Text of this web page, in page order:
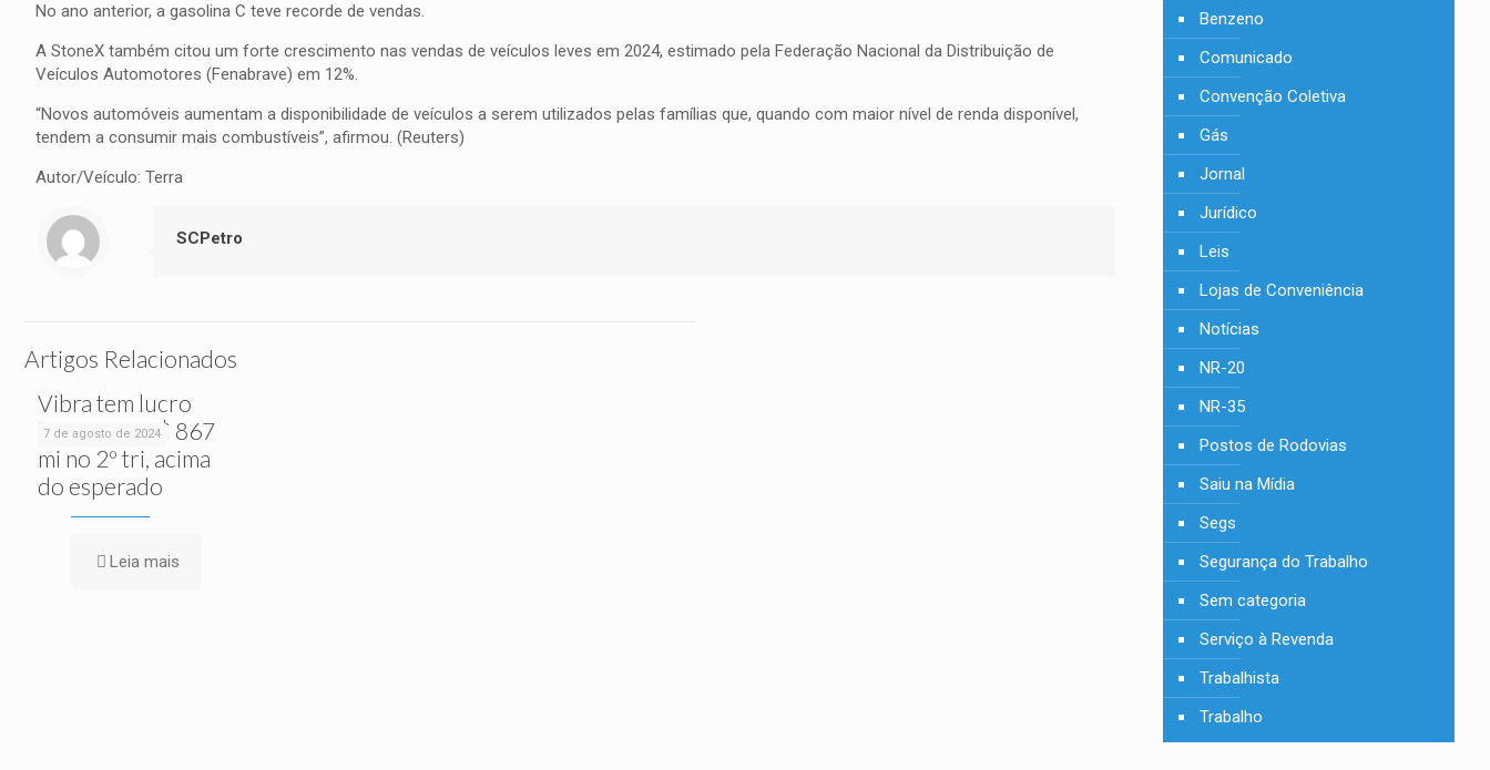
No ano anterior, a gasolina C teve recorde de vendas.
A StoneX também citou um forte crescimento nas vendas de veículos leves em 2024, estimado pela Federação Nacional da Distribuição de
Veículos Automotores (Fenabrave) em 12%.
“Novos automóveis aumentam a disponibilidade de veículos a serem utilizados pelas famílias que, quando com maior nível de renda disponível,
tendem a consumir mais combustíveis”, afirmou. (Reuters)
Autor/Veículo: Terra
SCPetro
Artigos Relacionados
7 de agosto de 2024
Vibra tem lucro
líquido de R$ 867
mi no 2º tri, acima
do esperado
Leia mais
Benzeno
Comunicado
Convenção Coletiva
Gás
Jornal
Jurídico
Leis
Lojas de Conveniência
Notícias
NR-20
NR-35
Postos de Rodovias
Saiu na Mídia
Segs
Segurança do Trabalho
Sem categoria
Serviço à Revenda
Trabalhista
Trabalho